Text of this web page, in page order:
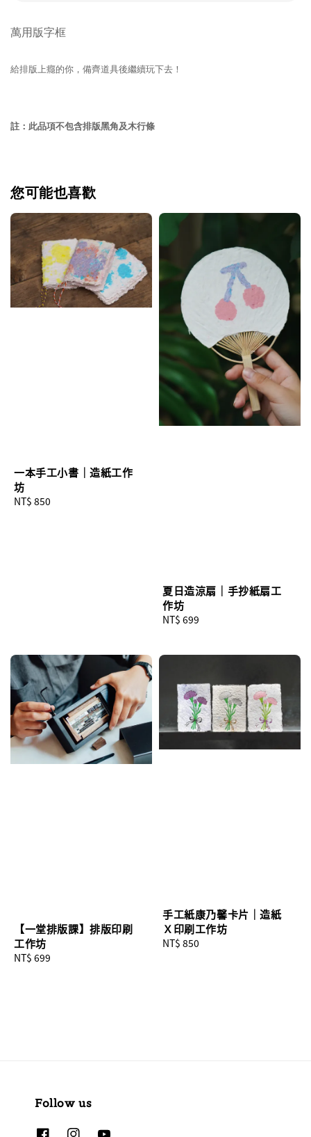
萬用版字框
給排版上癮的你，備齊道具後繼續玩下去！
註：此品項不包含排版黑角及木行條
您可能也喜歡
一本手工小書｜造紙工作
坊
Regular
NT$ 850
夏日造涼扇｜手抄紙扇工
作坊
Regular
NT$ 699
【一堂排版課】排版印刷
工作坊
Regular
NT$ 699
手工紙康乃馨卡片｜造紙
Ｘ印刷工作坊
Regular
NT$ 850
Follow us